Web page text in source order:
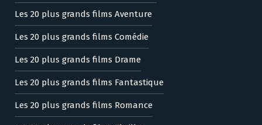
Les 20 plus grands films Aventure
Les 20 plus grands films Comédie
Les 20 plus grands films Drame
Les 20 plus grands films Fantastique
Les 20 plus grands films Romance